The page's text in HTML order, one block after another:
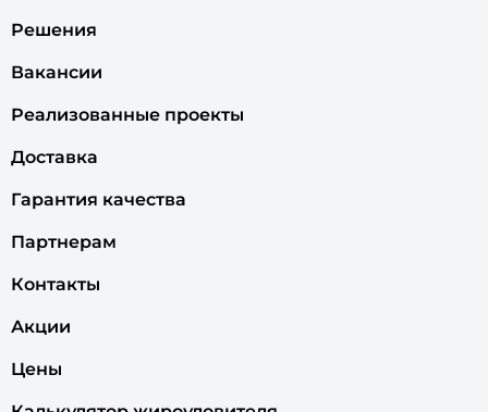
Решения
Вакансии
Реализованные проекты
Доставка
Гарантия качества
Партнерам
Контакты
Акции
Цены